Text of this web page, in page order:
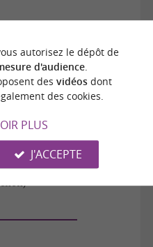
autorisez le dépôt de
d'audience.
des vidéosdont
des cookies.
PLUS
J'ACCEPTE